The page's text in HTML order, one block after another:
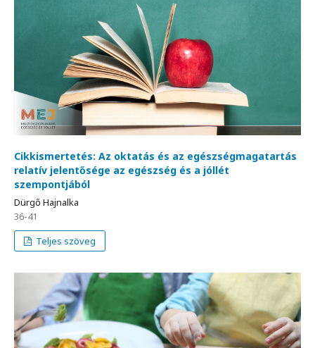
Cikkismertetés: Az oktatás és az egészségmagatartás
relatív jelentősége az egészség és a jóllét
szempontjából
Dürgő Hajnalka
36-41
Teljes szöveg